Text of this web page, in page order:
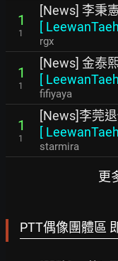
1
1
[News] 李秉
[
rgx
1
1
[News] 金泰
[
fifiyaya
1
1
[News]李莞
[
starmira
更
PTT偶像團體區